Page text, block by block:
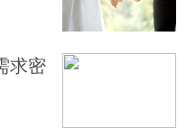
求密